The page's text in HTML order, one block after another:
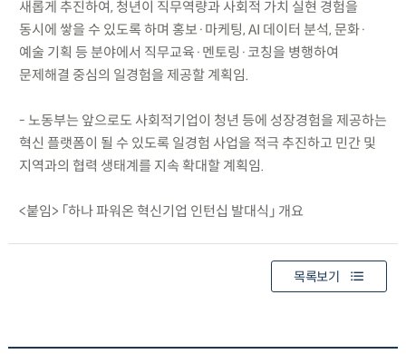
새롭게 추진하여, 청년이 직무역량과 사회적 가치 실현 경험을
동시에 쌓을 수 있도록 하며 홍보·마케팅, AI 데이터 분석, 문화·
예술 기획 등 분야에서 직무교육·멘토링·코칭을 병행하여
문제해결 중심의 일경험을 제공할 계획임.
- 노동부는 앞으로도 사회적기업이 청년 등에 성장경험을 제공하는
혁신 플랫폼이 될 수 있도록 일경험 사업을 적극 추진하고 민간 및
지역과의 협력 생태계를 지속 확대할 계획임.
<붙임> 「하나 파워온 혁신기업 인턴십 발대식」 개요
목록보기